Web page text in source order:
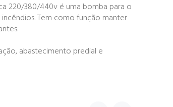
220/380/440v é uma bomba para o
Tem como função manter
abastecimento predial e